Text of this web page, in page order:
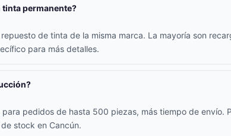
permanente?
de tinta de la misma marca. La mayoría son
para más detalles.
para pedidos de hasta 500 piezas, más tiempo de envío.
stock en Cancún.